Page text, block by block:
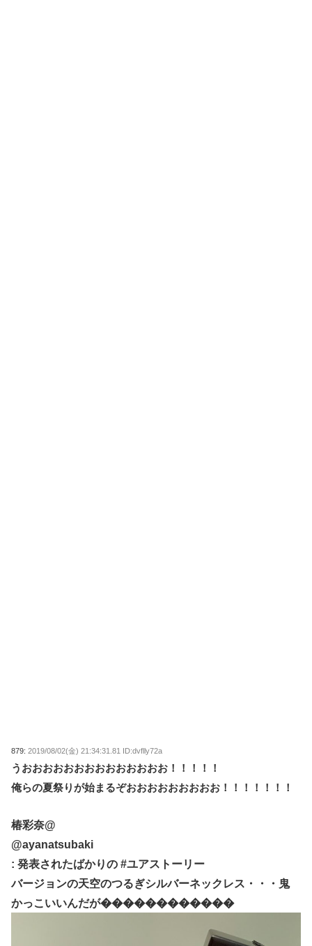
879:2019/08/02(金) 21:34:31.81 ID:dvflly72a
うおおおおおおおおおおおおおお！！！！！
俺らの夏祭りが始まるぞおおおおおおおおお！！！！！！！
椿彩奈@
@ayanatsubaki
: 発表されたばかりの #ユアストーリー
バージョンの天空のつるぎシルバーネックレス・・・鬼
かっこいいんだが������������